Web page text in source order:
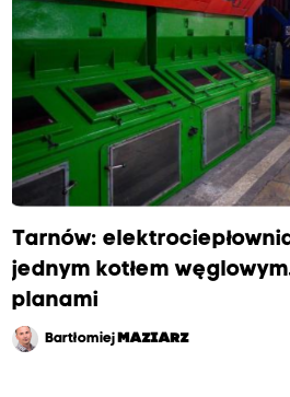
Tarnów:
jednym kotłem
planami
Bartłomiej MAZIARZ